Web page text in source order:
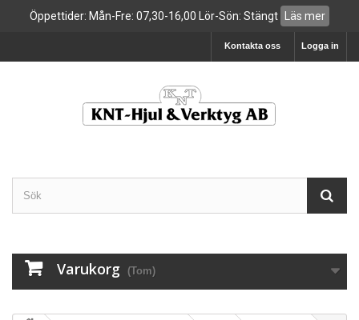
Öppettider: Mån-Fre: 07,30-16,00 Lör-Sön: Stängt Läs mer
Logga in
Kontakta oss
Varukorg (Tom)